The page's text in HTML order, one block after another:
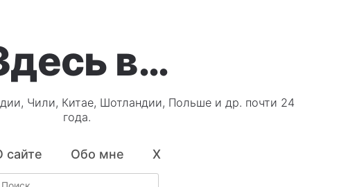
в…
Чили, Китае, Шотландии, Польше и др. почти 24
года.
сайте Обо мне X
Search